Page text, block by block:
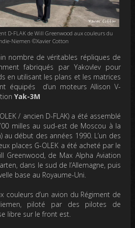
D-FLAK de Will Greenwood aux couleurs du
Niemen ©Xavier Cotton
nombre de véritables répliques de
fabriqués par Yakovlev pour
en utilisant les plans et les matrices
équipés d’un moteurs Allison V-
Yak-3M
/ ancien D-FLAK) a été assemblé
milles au sud-est de Moscou à la
au début des années 1990. L’un des
places G-OLEK a été acheté par le
Greenwood, de Max Alpha Aviation
dans le sud de l’Allemagne, puis
base au Royaume-Uni.
couleurs d’un avion du Régiment de
piloté par des pilotes de
libre sur le front est.